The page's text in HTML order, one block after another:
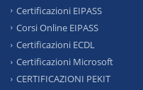
Certificazioni EIPASS
Corsi Online EIPASS
Certificazioni ECDL
Certificazioni Microsoft
CERTIFICAZIONI PEKIT